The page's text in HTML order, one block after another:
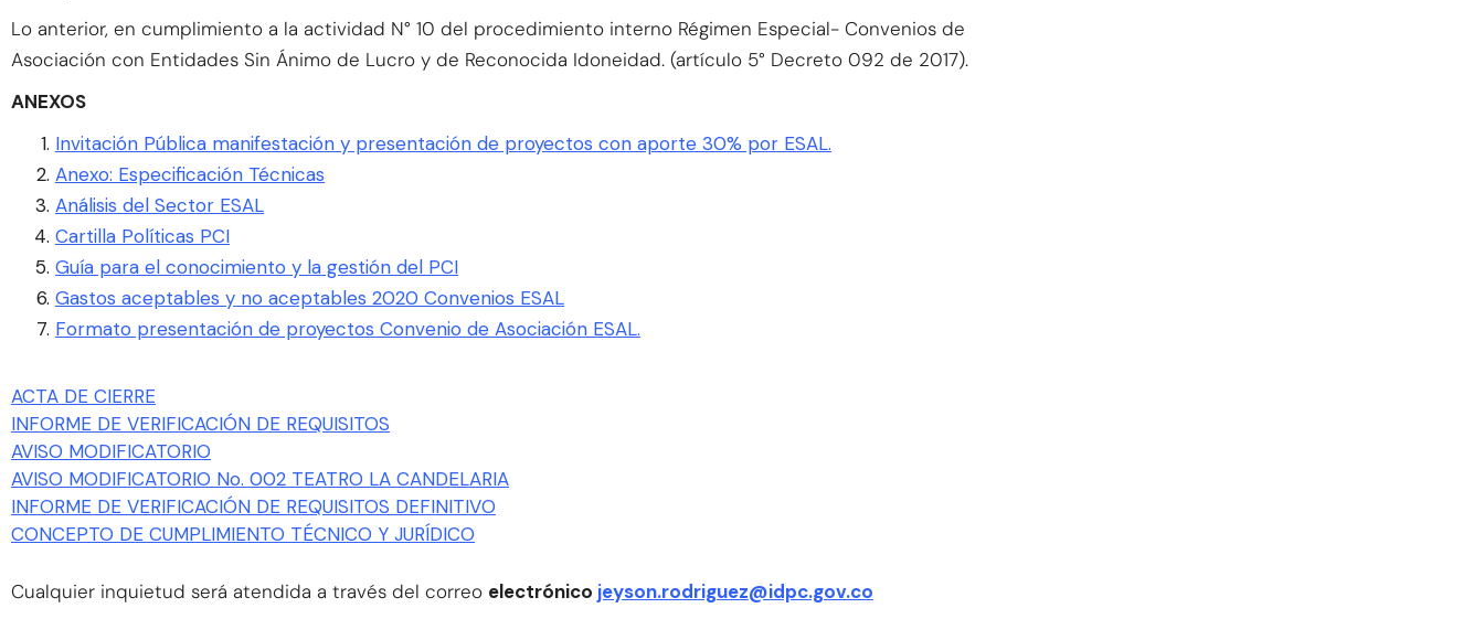
Lo anterior, en cumplimiento a la actividad N° 10 del procedimiento interno Régimen Especial- Convenios de
Asociación con Entidades Sin Ánimo de Lucro y de Reconocida Idoneidad. (artículo 5° Decreto 092 de 2017).
ANEXOS
Invitación Pública manifestación y presentación de proyectos con aporte 30% por ESAL.
Anexo: Especificación Técnicas
Análisis del Sector ESAL
Cartilla Políticas PCI
Guía para el conocimiento y la gestión del PCI
Gastos aceptables y no aceptables 2020 Convenios ESAL
Formato presentación de proyectos Convenio de Asociación ESAL.
ACTA DE CIERRE
INFORME DE VERIFICACIÓN DE REQUISITOS
AVISO MODIFICATORIO
AVISO MODIFICATORIO No. 002 TEATRO LA CANDELARIA
INFORME DE VERIFICACIÓN DE REQUISITOS DEFINITIVO
CONCEPTO DE CUMPLIMIENTO TÉCNICO Y JURÍDICO
Cualquier inquietud será atendida a través del correo electrónico jeyson.rodriguez@idpc.gov.co